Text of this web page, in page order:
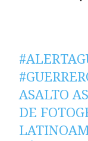
ASALTO
DE